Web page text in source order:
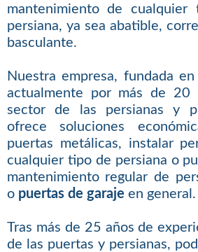
mantenimiento de
persiana, ya sea abatible,
basculante.
Nuestra empresa, fundada
actualmente por más de 20
sector de las persianas y
ofrece soluciones
puertas metálicas, instalar
cualquier tipo de persiana o
mantenimiento regular de
o puertas de garaje en general.
Tras más de 25 años de
de las puertas y persianas,